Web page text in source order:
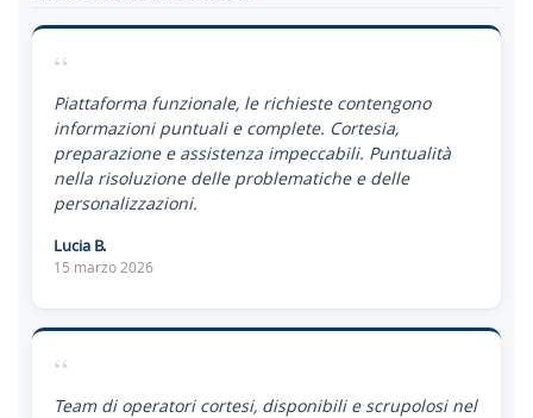
“
Piattaforma funzionale, le richieste contengono
informazioni puntuali e complete. Cortesia,
preparazione e assistenza impeccabili. Puntualità
nella risoluzione delle problematiche e delle
personalizzazioni.
Lucia B.
15 marzo 2026
“
Team di operatori cortesi, disponibili e scrupolosi nel